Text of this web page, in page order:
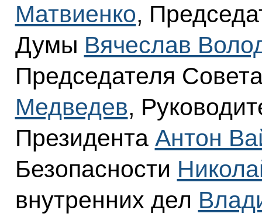
Матвиенко,
Думы Вячеслав
Председателя
Медведев,
Президента Антон
Безопасности
внутренних дел